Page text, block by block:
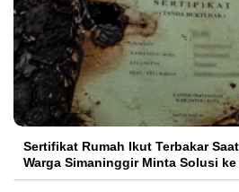
Sertifikat Rumah Ikut Terbakar
Warga Simaninggir Minta Solusi ke